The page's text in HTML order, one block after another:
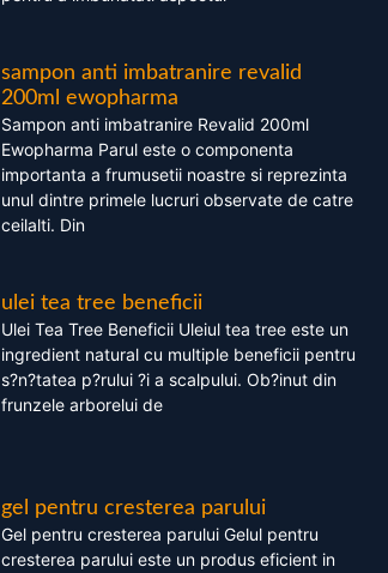
sampon anti imbatranire revalid
200ml ewopharma
Sampon anti imbatranire Revalid 200ml
Ewopharma Parul este o componenta
importanta a frumusetii noastre si reprezinta
unul dintre primele lucruri observate de catre
ceilalti. Din
ulei tea tree beneficii
Ulei Tea Tree Beneficii Uleiul tea tree este un
ingredient natural cu multiple beneficii pentru
s?n?tatea p?rului ?i a scalpului. Ob?inut din
frunzele arborelui de
gel pentru cresterea parului
Gel pentru cresterea parului Gelul pentru
cresterea parului este un produs eficient in